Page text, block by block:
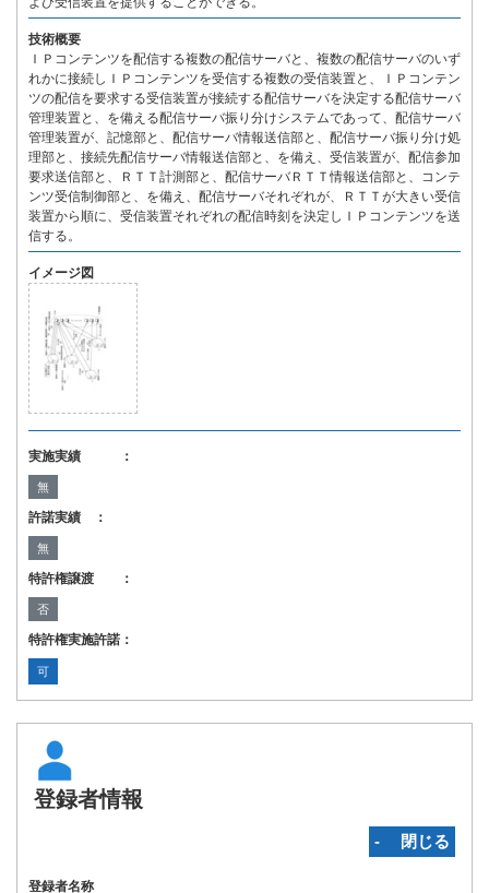
技術概要
ＩＰコンテンツを配信する複数の配信サーバと、複数の配信サーバのいず
れかに接続しＩＰコンテンツを受信する複数の受信装置と、ＩＰコンテン
ツの配信を要求する受信装置が接続する配信サーバを決定する配信サーバ
管理装置と、を備える配信サーバ振り分けシステムであって、配信サーバ
管理装置が、記憶部と、配信サーバ情報送信部と、配信サーバ振り分け処
理部と、接続先配信サーバ情報送信部と、を備え、受信装置が、配信参加
要求送信部と、ＲＴＴ計測部と、配信サーバＲＴＴ情報送信部と、コンテ
ンツ受信制御部と、を備え、配信サーバそれぞれが、ＲＴＴが大きい受信
装置から順に、受信装置それぞれの配信時刻を決定しＩＰコンテンツを送
信する。
イメージ図
実施実績 ：
無
許諾実績 ：
無
特許権譲渡 ：
否
特許権実施許諾：
可
登録者情報
‐ 閉じる
登録者名称